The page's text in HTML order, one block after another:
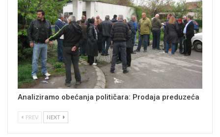
Analiziramo obećanja političara: Prodaja preduzeća
PREV NEXT